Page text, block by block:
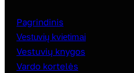
Pagrindinis
Vestuvių kvietimai
Vestuvių knygos
Vardo kortelės